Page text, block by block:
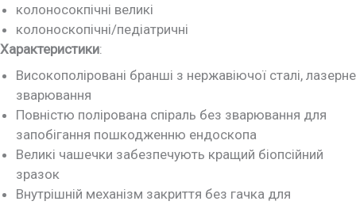
колоносокпічні великі
колоноскопічні/педіатричні
Характеристики:
Високополіровані бранші з нержавіючої сталі, лазерне
зварювання
Повністю полірована спіраль без зварювання для
запобігання пошкодженню ендоскопа
Великі чашечки забезпечують кращий біопсійний
зразок
Внутрішній механізм закриття без гачка для